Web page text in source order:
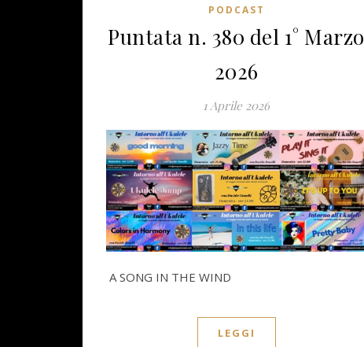
PODCAST
Puntata n. 380 del 1° Marzo
2026
1 Aprile 2026
A SONG IN THE WIND
LEGGI